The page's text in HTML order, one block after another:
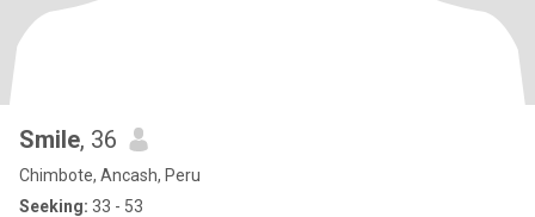
Smile, 36
Chimbote, Ancash, Peru
Seeking: 33 - 53